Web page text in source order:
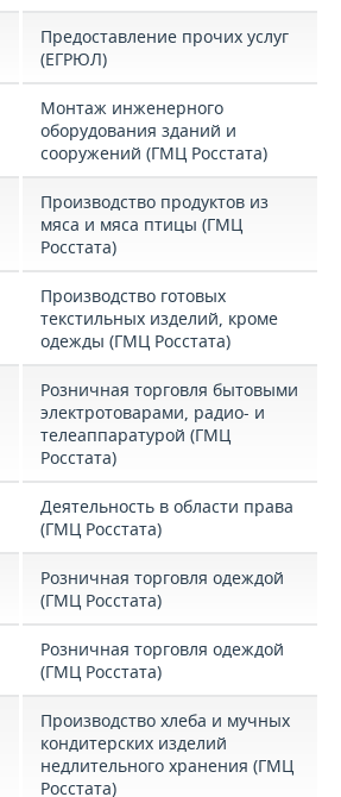
Предоставление прочих услуг
(ЕГРЮЛ)
Монтаж инженерного
оборудования зданий и
сооружений (ГМЦ Росстата)
Производство продуктов из
мяса и мяса птицы (ГМЦ
Росстата)
Производство готовых
текстильных изделий, кроме
одежды (ГМЦ Росстата)
Розничная торговля бытовыми
электротоварами, радио- и
телеаппаратурой (ГМЦ
Росстата)
Деятельность в области права
(ГМЦ Росстата)
Розничная торговля одеждой
(ГМЦ Росстата)
Розничная торговля одеждой
(ГМЦ Росстата)
Производство хлеба и мучных
кондитерских изделий
недлительного хранения (ГМЦ
Росстата)